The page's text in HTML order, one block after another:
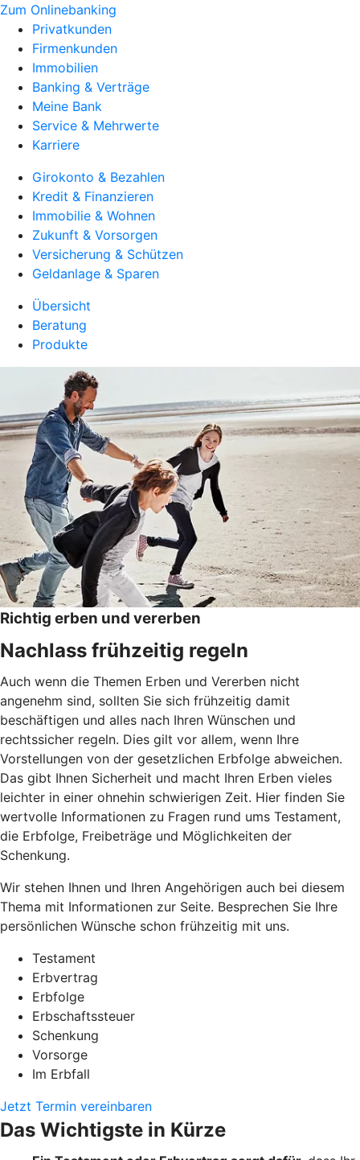
Zum Onlinebanking
Privatkunden
Firmenkunden
Immobilien
Banking & Verträge
Meine Bank
Service & Mehrwerte
Karriere
Girokonto & Bezahlen
Kredit & Finanzieren
Immobilie & Wohnen
Zukunft & Vorsorgen
Versicherung & Schützen
Geldanlage & Sparen
Übersicht
Beratung
Produkte
Richtig erben und vererben
Nachlass frühzeitig regeln
Auch wenn die Themen Erben und Vererben nicht
angenehm sind, sollten Sie sich frühzeitig damit
beschäftigen und alles nach Ihren Wünschen und
rechtssicher regeln. Dies gilt vor allem, wenn Ihre
Vorstellungen von der gesetzlichen Erbfolge abweichen.
Das gibt Ihnen Sicherheit und macht Ihren Erben vieles
leichter in einer ohnehin schwierigen Zeit. Hier finden Sie
wertvolle Informationen zu Fragen rund ums Testament,
die Erbfolge, Freibeträge und Möglichkeiten der
Schenkung.
Wir stehen Ihnen und Ihren Angehörigen auch bei diesem
Thema mit Informationen zur Seite. Besprechen Sie Ihre
persönlichen Wünsche schon frühzeitig mit uns.
Testament
Erbvertrag
Erbfolge
Erbschaftssteuer
Schenkung
Vorsorge
Im Erbfall
Jetzt Termin vereinbaren
Das Wichtigste in Kürze